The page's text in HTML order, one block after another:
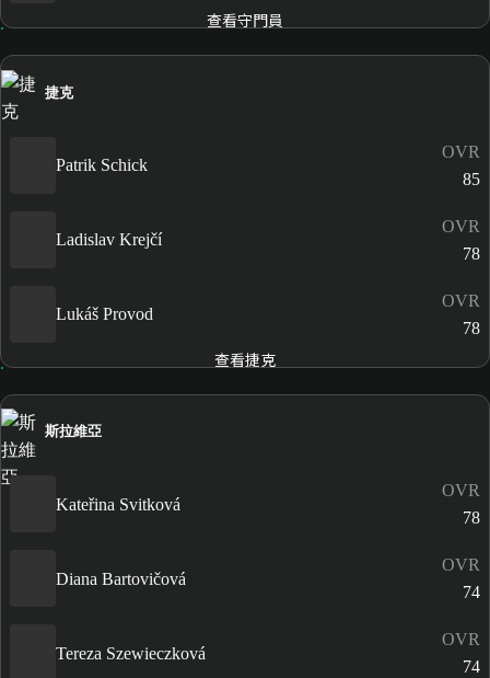
查看守門員
捷克
Patrik Schick
OVR
85
Ladislav Krejčí
OVR
78
Lukáš Provod
OVR
78
查看捷克
斯拉維亞
Kateřina Svitková
OVR
78
Diana Bartovičová
OVR
74
Tereza Szewieczková
OVR
74